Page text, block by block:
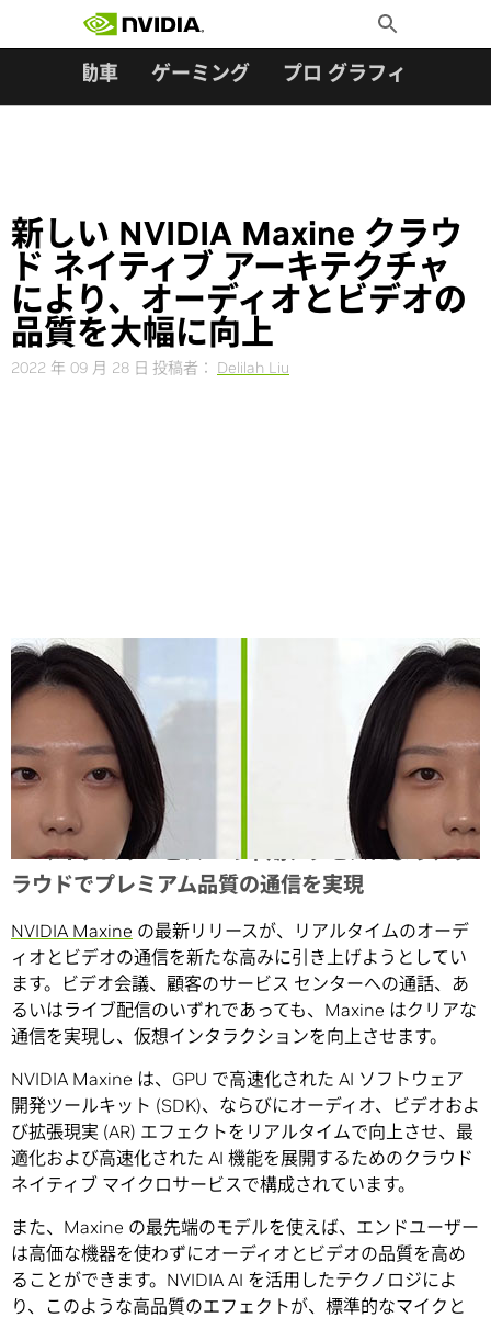
Toggle
Search
自動車 ゲーミング プロ グラフィックス
新しい NVIDIA Maxine クラウ
ド ネイティブ アーキテクチャ
により、オーディオとビデオの
品質を大幅に向上
2022 年 09 月 28 日 投稿者： Delilah Liu
Share
AI マイクロサービスへの早期アクセスにより、ク
ラウドでプレミアム品質の通信を実現
NVIDIA Maxine の最新リリースが、リアルタイムのオーデ
ィオとビデオの通信を新たな高みに引き上げようとしてい
ます。ビデオ会議、顧客のサービス センターへの通話、あ
るいはライブ配信のいずれであっても、Maxine はクリアな
通信を実現し、仮想インタラクションを向上させます。
NVIDIA Maxine は、GPU で高速化された AI ソフトウェア
開発ツールキット (SDK)、ならびにオーディオ、ビデオおよ
び拡張現実 (AR) エフェクトをリアルタイムで向上させ、最
適化および高速化された AI 機能を展開するためのクラウド
ネイティブ マイクロサービスで構成されています。
また、Maxine の最先端のモデルを使えば、エンドユーザー
は高価な機器を使わずにオーディオとビデオの品質を高め
ることができます。NVIDIA AI を活用したテクノロジによ
り、このような高品質のエフェクトが、標準的なマイクと